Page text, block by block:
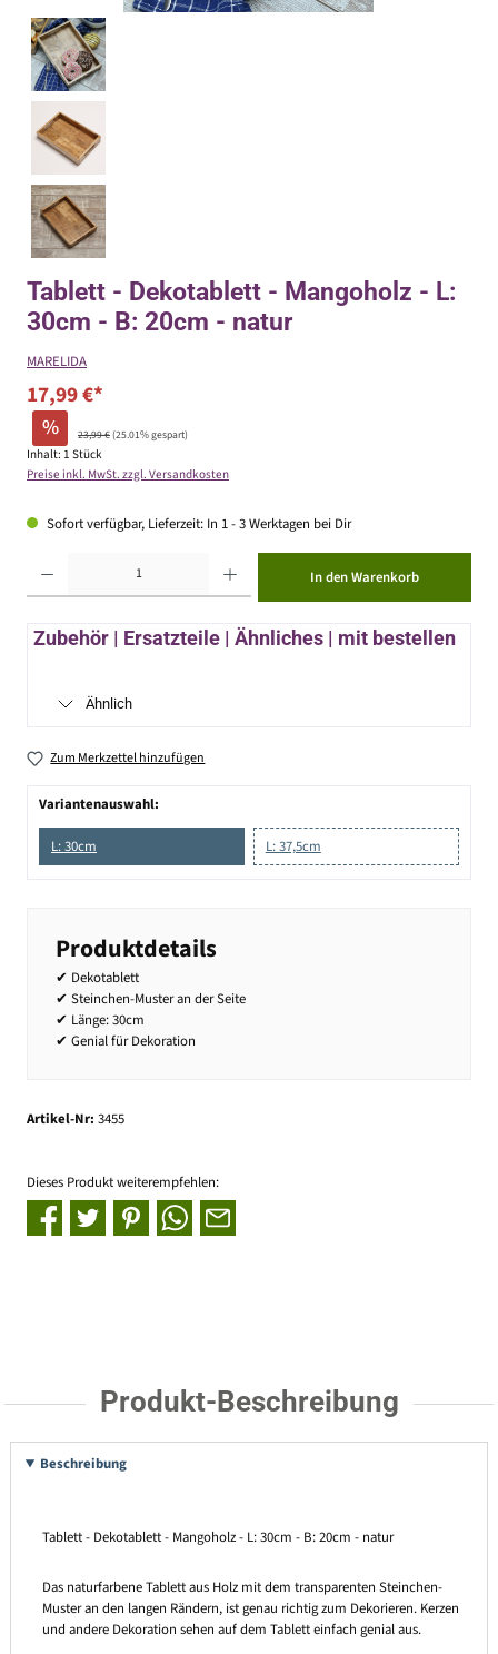
Tablett - Dekotablett - Mangoholz - L:
30cm - B: 20cm - natur
MARELIDA
17,99 €*
% 23,99 €(25.01% gespart)
Inhalt: 1 Stück
Preise inkl. MwSt. zzgl. Versandkosten
Sofort verfügbar, Lieferzeit: In 1 - 3 Werktagen bei Dir
In den Warenkorb
Zubehör | Ersatzteile | Ähnliches | mit bestellen
Ähnlich
Zum Merkzettel hinzufügen
Variantenauswahl:
L: 30cm L: 37,5cm
Produktdetails
✔ Dekotablett
✔ Steinchen-Muster an der Seite
✔ Länge: 30cm
✔ Genial für Dekoration
Artikel-Nr: 3455
Dieses Produkt weiterempfehlen:
Produkt-Beschreibung
Beschreibung
Tablett - Dekotablett - Mangoholz - L: 30cm - B: 20cm - natur
Das naturfarbene Tablett aus Holz mit dem transparenten Steinchen-
Muster an den langen Rändern, ist genau richtig zum Dekorieren. Kerzen
und andere Dekoration sehen auf dem Tablett einfach genial aus.